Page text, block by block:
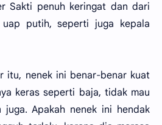
Sakti penuh keringat dan dari
uap putih, seperti juga kepala
itu, nenek ini benar-benar kuat
keras seperti baja, tidak mau
juga. Apakah nenek ini hendak